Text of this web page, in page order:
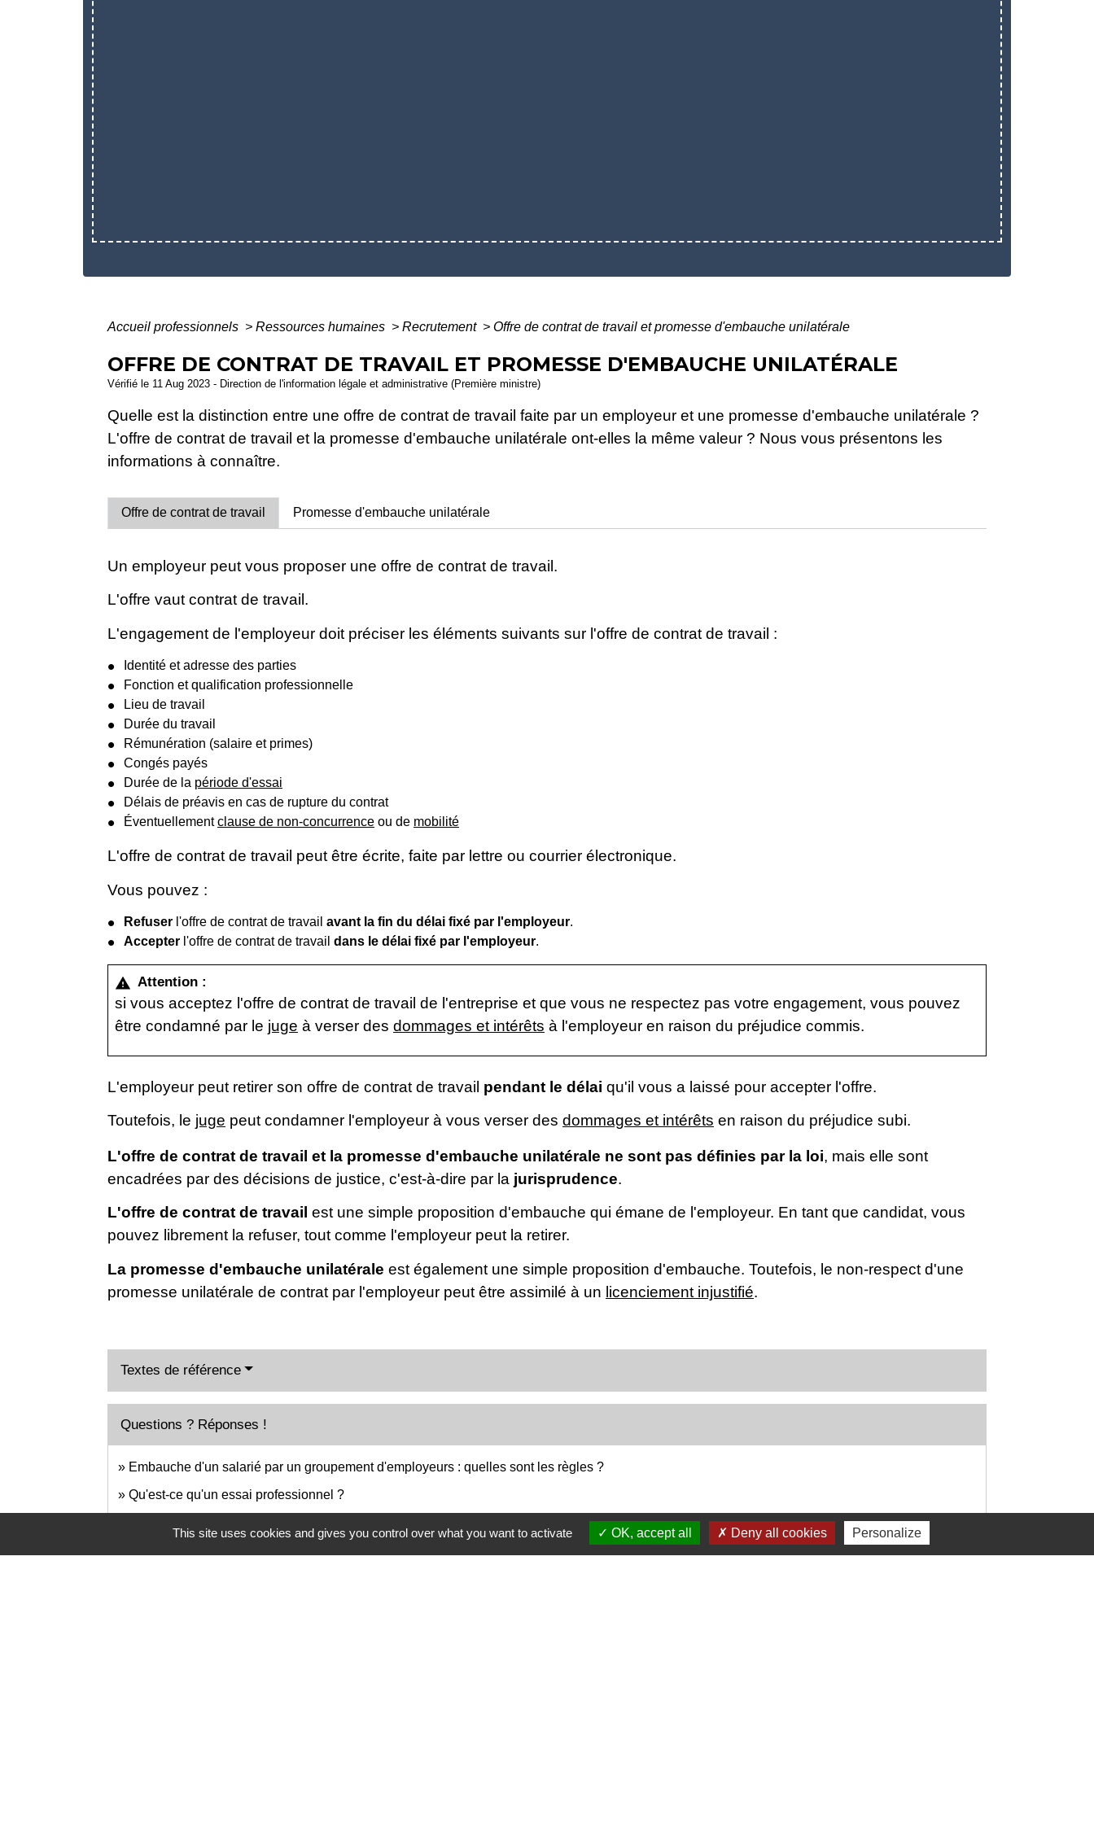
Accueil professionnels > Ressources humaines > Recrutement > Offre de contrat de travail et promesse d'embauche unilatérale
OFFRE DE CONTRAT DE TRAVAIL ET PROMESSE D'EMBAUCHE UNILATÉRALE
Vérifié le 11 Aug 2023 - Direction de l'information légale et administrative (Première ministre)
Quelle est la distinction entre une offre de contrat de travail faite par un employeur et une promesse d'embauche unilatérale ?
L'offre de contrat de travail et la promesse d'embauche unilatérale ont-elles la même valeur ? Nous vous présentons les
informations à connaître.
Offre de contrat de travail Promesse d'embauche unilatérale
Un employeur peut vous proposer une offre de contrat de travail.
L'offre vaut contrat de travail.
L'engagement de l'employeur doit préciser les éléments suivants sur l'offre de contrat de travail :
Identité et adresse des parties
Fonction et qualification professionnelle
Lieu de travail
Durée du travail
Rémunération (salaire et primes)
Congés payés
Durée de la période d'essai
Délais de préavis en cas de rupture du contrat
Éventuellementclause de non-concurrence ou de mobilité
L'offre de contrat de travail peut être écrite, faite par lettre ou courrier électronique.
Vous pouvez :
Refuser l'offre de contrat de travail avant la fin du délai fixé par l'employeur.
Accepter l'offre de contrat de travail dans le délai fixé par l'employeur.
warning Attention :
si vous acceptez l'offre de contrat de travail de l'entreprise et que vous ne respectez pas votre engagement, vous pouvez
être condamné par le juge à verser des dommages et intérêts à l'employeur en raison du préjudice commis.
L'employeur peut retirer son offre de contrat de travail pendant le délai qu'il vous a laissé pour accepter l'offre.
Toutefois, le juge peut condamner l'employeur à vous verser des dommages et intérêts en raison du préjudice subi.
L'offre de contrat de travail et la promesse d'embauche unilatérale ne sont pas définies par la loi, mais elle sont
encadrées par des décisions de justice, c'est-à-dire par la jurisprudence.
L'offre de contrat de travail est une simple proposition d'embauche qui émane de l'employeur. En tant que candidat, vous
pouvez librement la refuser, tout comme l'employeur peut la retirer.
La promesse d'embauche unilatérale est également une simple proposition d'embauche. Toutefois, le non-respect d'une
promesse unilatérale de contrat par l'employeur peut être assimilé à un licenciement injustifié.
Textes de référence
Questions ? Réponses !
Embauche d'un salarié par un groupement d'employeurs : quelles sont les règles ?
Qu'est-ce qu'un essai professionnel ?
Un ressortissant européen salarié en France a-t-il les mêmes droits qu'un salarié français ?
This site uses cookies and gives you control over what you want to activate OK, accept all Deny all cookies Personalize